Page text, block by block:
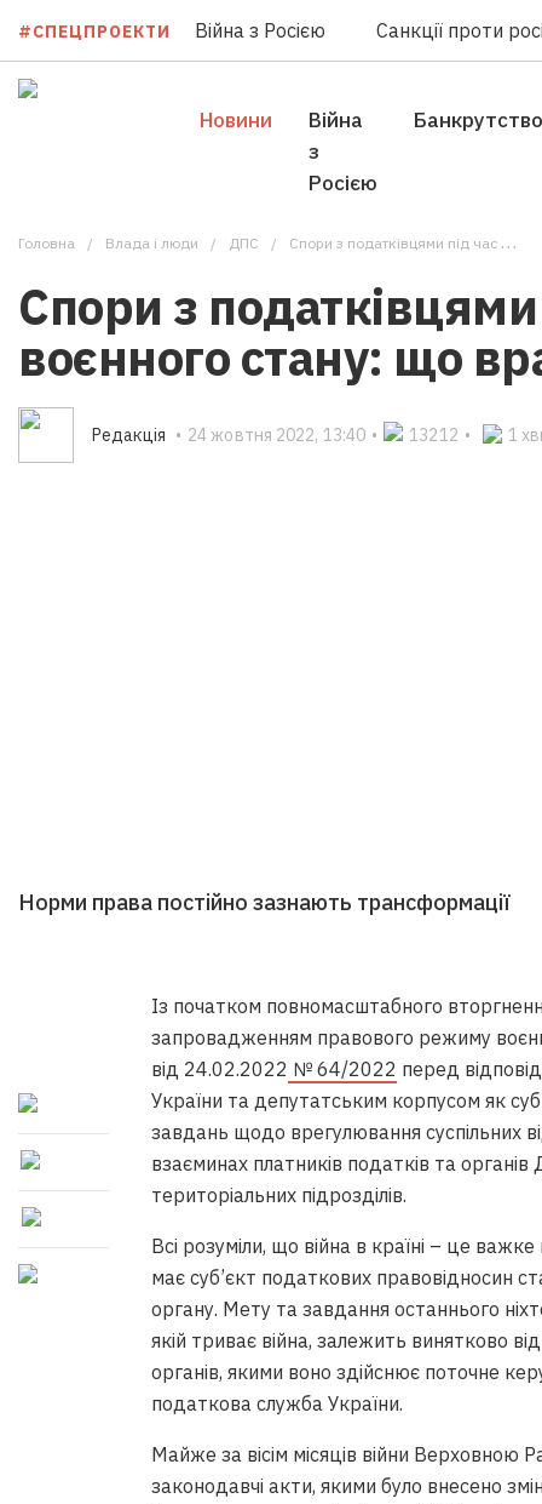
#СПЕЦПРОЕКТИ Війна з Росією Санкції проти
Новини
Війна
з
Росією
Банкрутство
Головна Влада i люди ДПС Спори з податківцями під час воєнного стану: що врахувати?
Спори з податківцями
воєнного стану: що
Редакцiя • 24 жовтня 2022, 13:40 • 13212 • 1
Норми права постійно зазнають трансформації
Із початком повномасштабного
запровадженням правового режиму
від 24.02.2022 № 64/2022 перед
України та депутатським корпусом як
завдань щодо врегулювання суспільних
взаєминах платників податків та
територіальних підрозділів.
Всі розуміли, що війна в країні – це
має суб’єкт податкових правовідносин
органу. Мету та завдання останнього
якій триває війна, залежить винятково
органів, якими воно здійснює поточне
податкова служба України.
Майже за вісім місяців війни
законодавчі акти, якими було внесено